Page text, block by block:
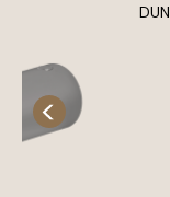
DUN